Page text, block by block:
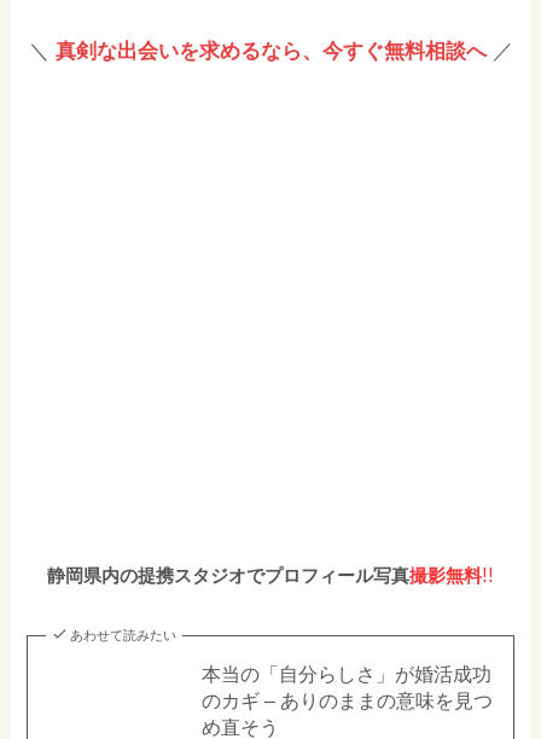
＼ 真剣な出会いを求めるなら、今すぐ無料相談へ／
静岡県内の提携スタジオでプロフィール写真撮影無料!!
あわせて読みたい
本当の「自分らしさ」が婚活成功
のカギ – ありのままの意味を見つ
め直そう